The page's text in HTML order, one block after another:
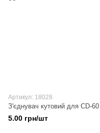
Артикул: 18028
З'єднувач кутовий для CD-60
5.00 грн/шт